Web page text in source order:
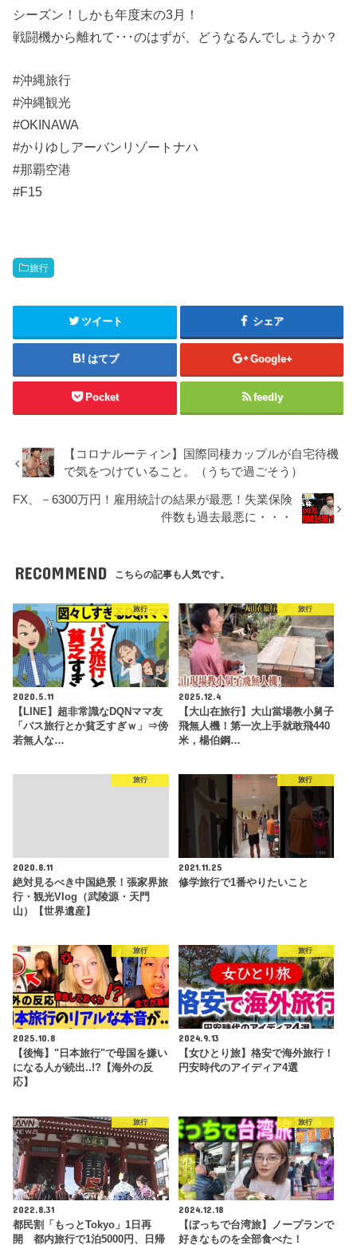
シーズン！しかも年度末の3月！
戦闘機から離れて･･･のはずが、どうなるんでしょうか？
#沖縄旅行
#沖縄観光
#OKINAWA
#かりゆしアーバンリゾートナハ
#那覇空港
#F15
旅行
ツイート シェア
はてブ Google+
Pocket feedly
【コロナルーティン】国際同棲カップルが自宅待機
で気をつけていること。（うちで過ごそう）
FX、－6300万円！雇用統計の結果が最悪！失業保険
件数も過去最悪に・・・
RECOMMEND こちらの記事も人気です。
旅行
2020.5.11
【LINE】超非常識なDQNママ友
「バス旅行とか貧乏すぎｗ」⇒傍
若無人な…
旅行
2025.12.4
【大山在旅行】大山當場教小舅子
飛無人機！第一次上手就敢飛440
米，楊伯鋼…
旅行
2020.8.11
絶対見るべき中国絶景！張家界旅
行・観光Vlog（武陵源・天門
山）【世界遺産】
旅行
2021.11.25
修学旅行で1番やりたいこと
旅行
2025.10.8
【後悔】"日本旅行"で母国を嫌い
になる人が続出..!?【海外の反
応】
旅行
2024.9.13
【女ひとり旅】格安で海外旅行！
円安時代のアイディア4選
旅行
2022.8.31
都民割「もっとTokyo」1日再
開 都内旅行で1泊5000円、日帰
旅行
2024.12.18
【ぼっちで台湾旅】ノープランで
好きなものを全部食べた！